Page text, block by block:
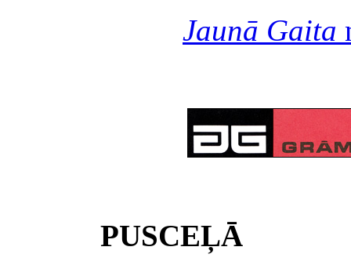
Jaunā Gaita
PUSCEĻĀ